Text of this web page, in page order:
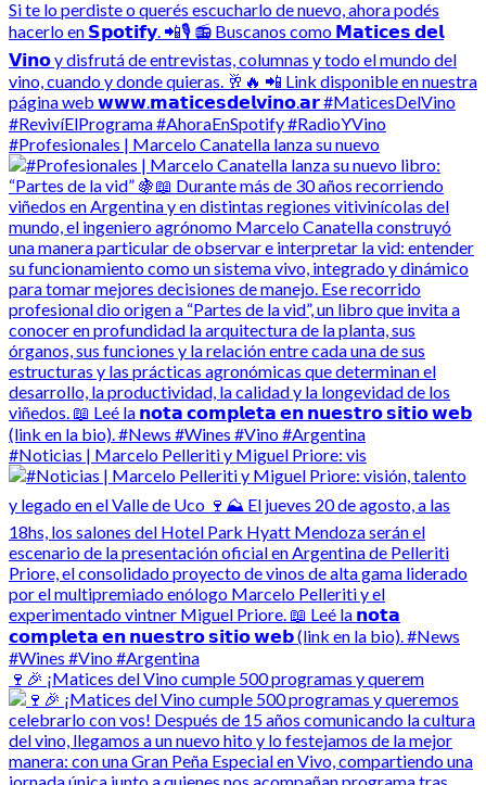
#Profesionales | Marcelo Canatella lanza su nuevo
#Noticias | Marcelo Pelleriti y Miguel Priore: vis
🍷🎉 ¡Matices del Vino cumple 500 programas y querem